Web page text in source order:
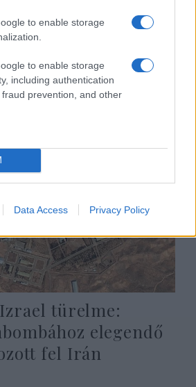
to enable storage
to enable storage
including authentication
prevention, and other
Data Access Privacy Policy
talált a Moszad:
kísérleteket
Iránban
türelme:
elegendő
fel Irán